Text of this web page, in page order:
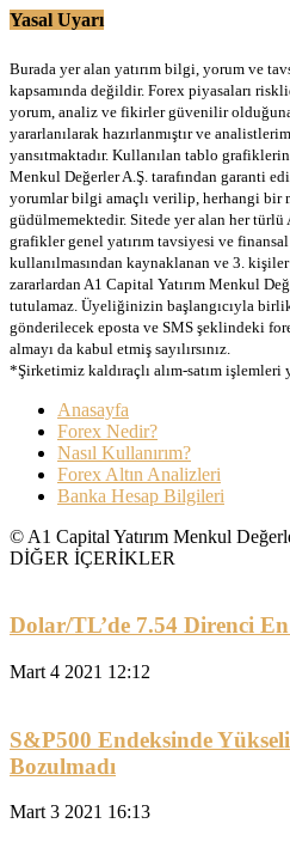
Yasal Uyarı
Burada yer alan yatırım bilgi, yorum ve
kapsamında değildir. Forex piyasaları
yorum, analiz ve fikirler güvenilir
yararlanılarak hazırlanmıştır ve
yansıtmaktadır. Kullanılan tablo
Menkul Değerler A.Ş. tarafından garanti
yorumlar bilgi amaçlı verilip, herhangi bir
güdülmemektedir. Sitede yer alan her
grafikler genel yatırım tavsiyesi ve
kullanılmasından kaynaklanan ve 3.
zararlardan A1 Capital Yatırım Menkul
tutulamaz. Üyeliğinizin başlangıcıyla
gönderilecek eposta ve SMS şeklindeki
almayı da kabul etmiş sayılırsınız.
*Şirketimiz kaldıraçlı alım-satım
Anasayfa
Forex Nedir?
Nasıl Kullanırım?
Forex Altın Analizleri
Banka Hesap Bilgileri
© A1 Capital Yatırım Menkul
DİĞER İÇERİKLER
Dolar/TL’de 7.54 Direnci
Mart 4 2021 12:12
S&P500 Endeksinde
Bozulmadı
Mart 3 2021 16:13